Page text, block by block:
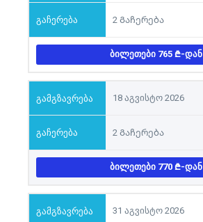
2 Გაჩერება
ᲑᲘᲚᲔᲗᲔᲑᲘ 765 -ᲓᲐᲜ
18 აგვისტო 2026
2 Გაჩერება
ᲑᲘᲚᲔᲗᲔᲑᲘ 770 -ᲓᲐᲜ
31 აგვისტო 2026